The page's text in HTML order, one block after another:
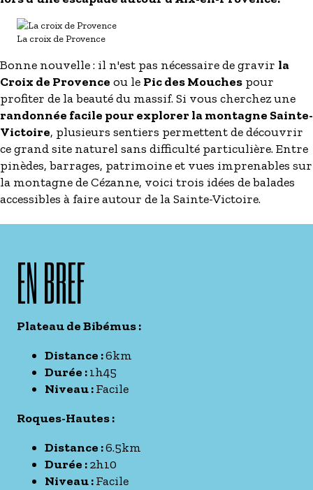
La croix de Provence
Bonne nouvelle : il n'est pas nécessaire de gravir la
Croix de Provence ou le Pic des Mouches pour
profiter de la beauté du massif. Si vous cherchez une
randonnée facile pour explorer la montagne Sainte-
Victoire, plusieurs sentiers permettent de découvrir
ce grand site naturel sans difficulté particulière. Entre
pinèdes, barrages, patrimoine et vues imprenables sur
la montagne de Cézanne, voici trois idées de balades
accessibles à faire autour de la Sainte-Victoire.
EN BREF
Plateau de Bibémus :
Distance :6km
Durée :1h45
Niveau :Facile
Roques-Hautes :
Distance :6.5km
Durée :2h10
Niveau :Facile